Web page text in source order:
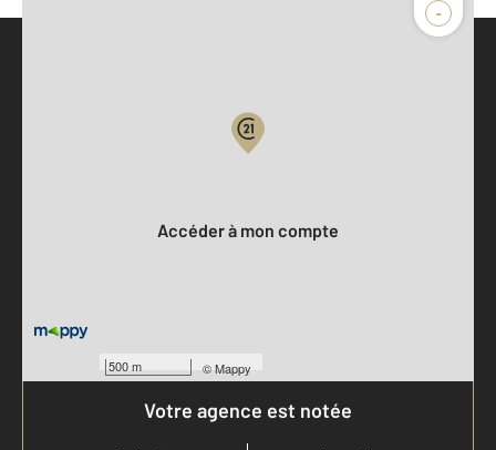
-
500 m ©Mappy
Accéder à mon compte
Votre agence est notée